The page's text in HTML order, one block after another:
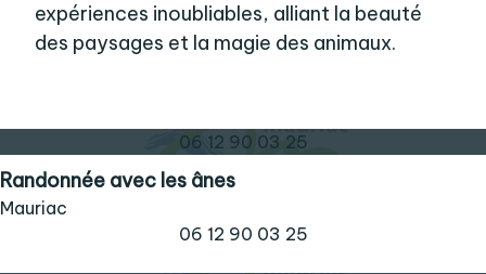
expériences inoubliables, alliant la beauté
des paysages et la magie des animaux.
06 12 90 03 25
Randonnée avec les ânes
Mauriac
06 12 90 03 25